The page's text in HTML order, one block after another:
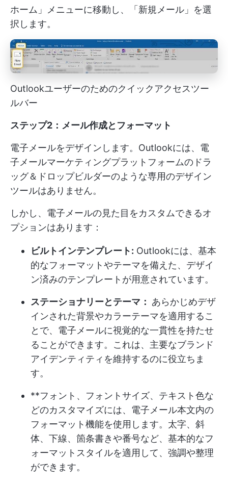
ホーム」メニューに移動し、「新規メール」を選
択します。
Outlookユーザーのためのクイックアクセスツー
ルバー
ステップ2：メール作成とフォーマット
電子メールをデザインします。Outlookには、電
子メールマーケティングプラットフォームのドラ
ッグ＆ドロップビルダーのような専用のデザイン
ツールはありません。
しかし、電子メールの見た目をカスタムできるオ
プションはあります：
ビルトインテンプレート: Outlookには、基本
的なフォーマットやテーマを備えた、デザイ
ン済みのテンプレートが用意されています。
ステーショナリーとテーマ： あらかじめデザ
インされた背景やカラーテーマを適用するこ
とで、電子メールに視覚的な一貫性を持たせ
ることができます。これは、主要なブランド
アイデンティティを維持するのに役立ちま
す。
**フォント、フォントサイズ、テキスト色な
どのカスタマイズには、電子メール本文内の
フォーマット機能を使用します。太字、斜
体、下線、箇条書きや番号など、基本的なフ
ォーマットスタイルを適用して、強調や整理
ができます。